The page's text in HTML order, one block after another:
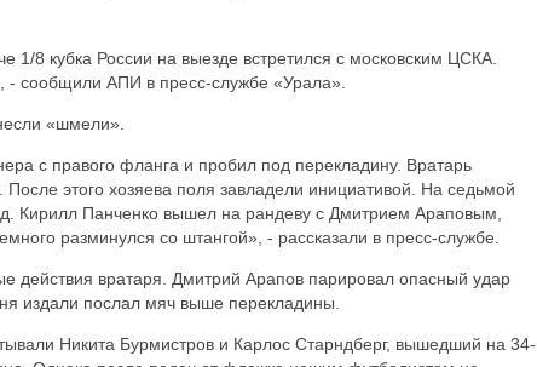
1/8 кубка России на выезде встретился с московским ЦСКА.
- сообщили АПИ в пресс-службе «Урала».
«шмели».
с правого фланга и пробил под перекладину. Вратарь
этого хозяева поля завладели инициативой. На седьмой
Кирилл Панченко вышел на рандеву с Дмитрием Араповым,
разминулся со штангой», - рассказали в пресс-службе.
действия вратаря. Дмитрий Арапов парировал опасный удар
издали послал мяч выше перекладины.
Никита Бурмистров и Карлос Старндберг, вышедший на 34-